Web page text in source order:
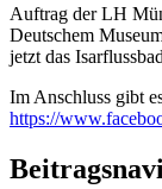
Auftrag der LH
Deutschem
jetzt das
Im Anschluss gibt
https://